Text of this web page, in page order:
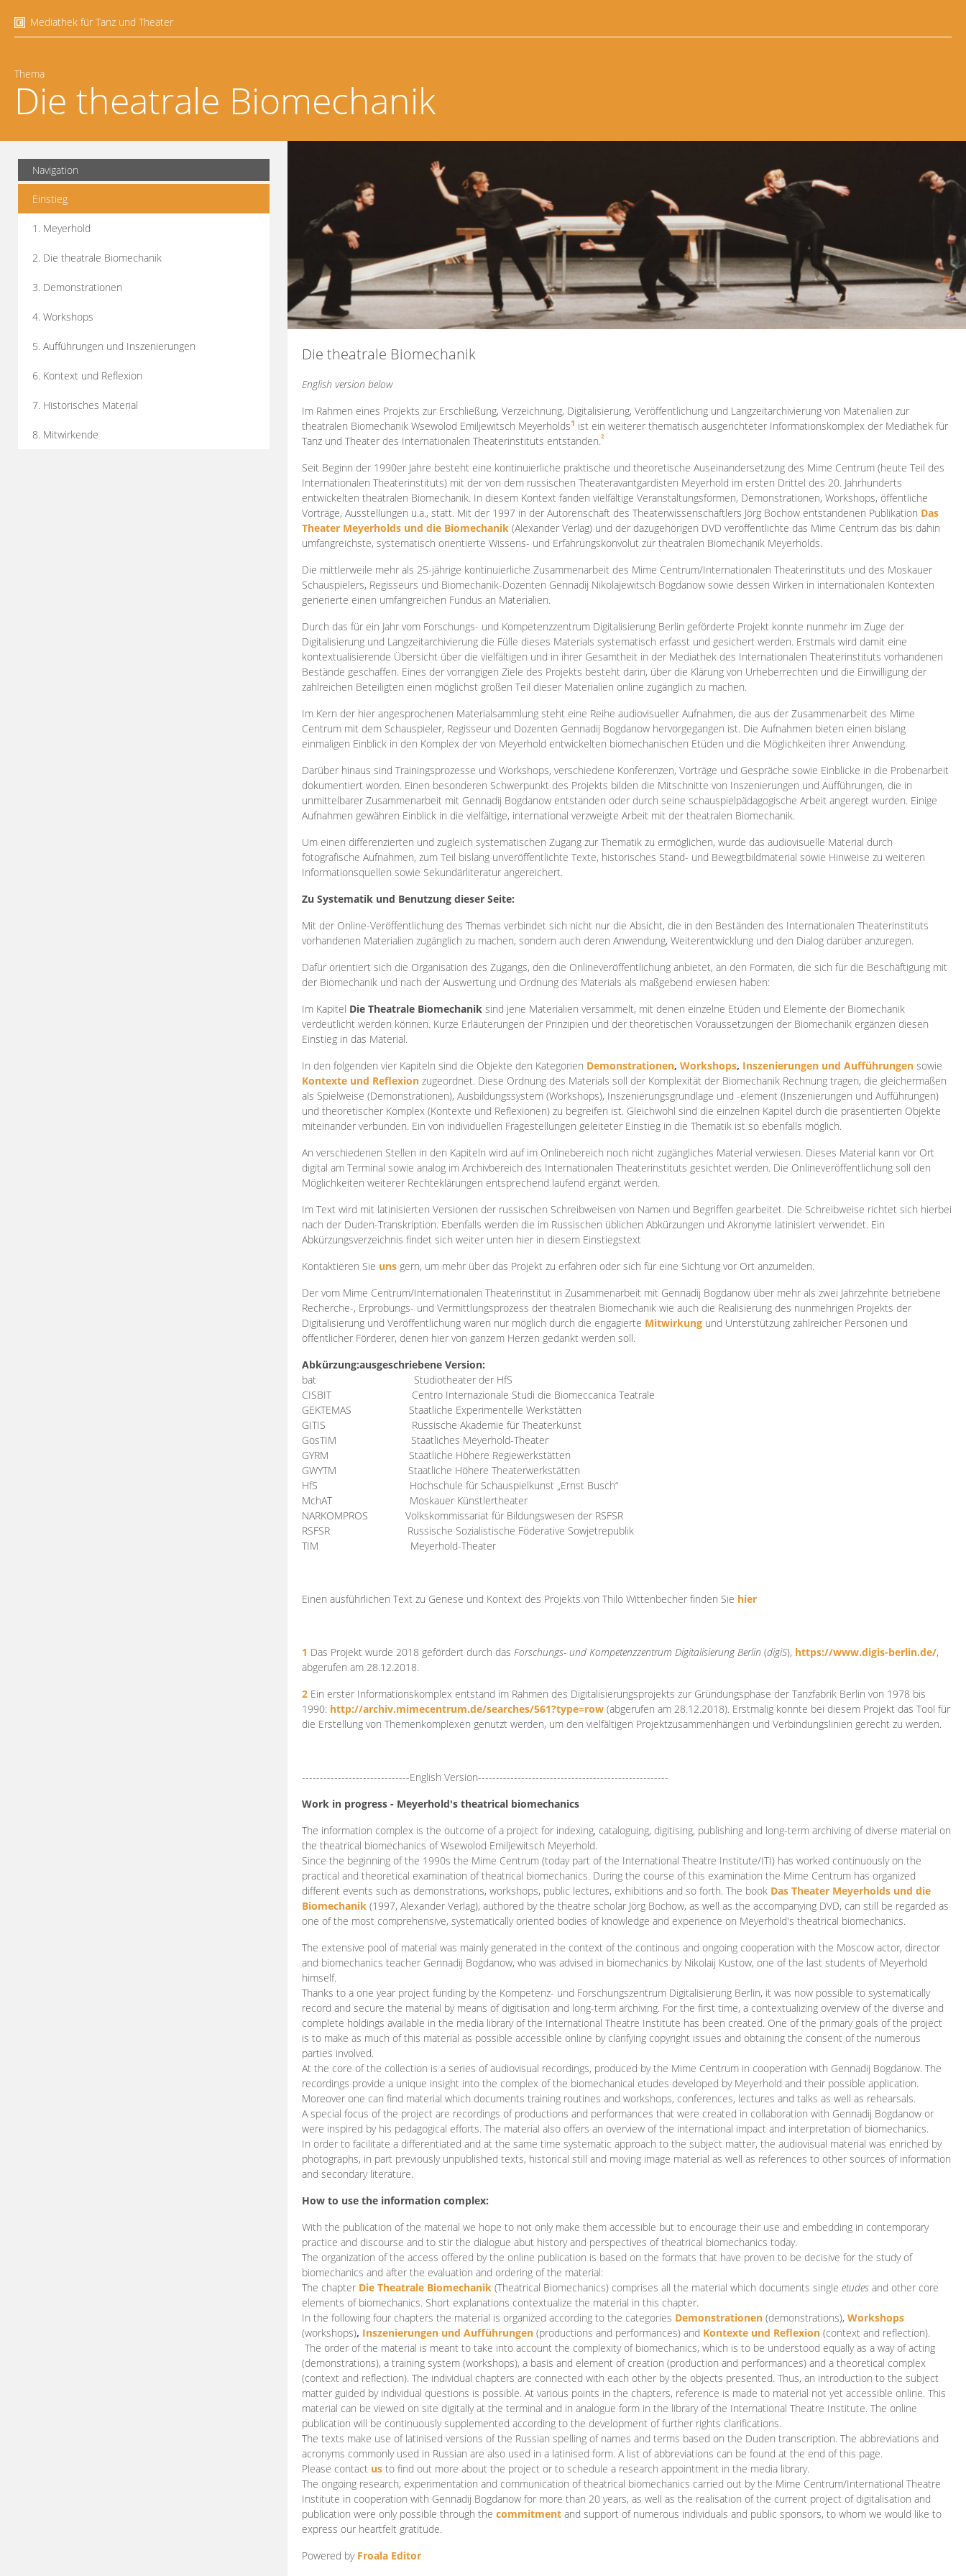
Mediathek für Tanz und Theater
Thema
Die theatrale Biomechanik
Navigation
Einstieg
1. Meyerhold
2. Die theatrale Biomechanik
3. Demonstrationen
4. Workshops
5. Aufführungen und Inszenierungen
6. Kontext und Reflexion
7. Historisches Material
8. Mitwirkende
Die theatrale Biomechanik
English version below
Im Rahmen eines Projekts zur Erschließung, Verzeichnung, Digitalisierung, Veröffentlichung und Langzeitarchivierung von Materialien zur
theatralen Biomechanik Wsewolod Emiljewitsch Meyerholds1 ist ein weiterer thematisch ausgerichteter Informationskomplex der Mediathek für
Tanz und Theater des Internationalen Theaterinstituts entstanden.2
Seit Beginn der 1990er Jahre besteht eine kontinuierliche praktische und theoretische Auseinandersetzung des Mime Centrum (heute Teil des
Internationalen Theaterinstituts) mit der von dem russischen Theateravantgardisten Meyerhold im ersten Drittel des 20. Jahrhunderts
entwickelten theatralen Biomechanik. In diesem Kontext fanden vielfältige Veranstaltungsformen, Demonstrationen, Workshops, öffentliche
Vorträge, Ausstellungen u.a., statt. Mit der 1997 in der Autorenschaft des Theaterwissenschaftlers Jörg Bochow entstandenen Publikation Das
Theater Meyerholds und die Biomechanik (Alexander Verlag) und der dazugehörigen DVD veröffentlichte das Mime Centrum das bis dahin
umfangreichste, systematisch orientierte Wissens- und Erfahrungskonvolut zur theatralen Biomechanik Meyerholds.
Die mittlerweile mehr als 25-jährige kontinuierliche Zusammenarbeit des Mime Centrum/Internationalen Theaterinstituts und des Moskauer
Schauspielers, Regisseurs und Biomechanik-Dozenten Gennadij Nikolajewitsch Bogdanow sowie dessen Wirken in internationalen Kontexten
generierte einen umfangreichen Fundus an Materialien.
Durch das für ein Jahr vom Forschungs- und Kompetenzzentrum Digitalisierung Berlin geförderte Projekt konnte nunmehr im Zuge der
Digitalisierung und Langzeitarchivierung die Fülle dieses Materials systematisch erfasst und gesichert werden. Erstmals wird damit eine
kontextualisierende Übersicht über die vielfältigen und in ihrer Gesamtheit in der Mediathek des Internationalen Theaterinstituts vorhandenen
Bestände geschaffen. Eines der vorrangigen Ziele des Projekts besteht darin, über die Klärung von Urheberrechten und die Einwilligung der
zahlreichen Beteiligten einen möglichst großen Teil dieser Materialien online zugänglich zu machen.
Im Kern der hier angesprochenen Materialsammlung steht eine Reihe audiovisueller Aufnahmen, die aus der Zusammenarbeit des Mime
Centrum mit dem Schauspieler, Regisseur und Dozenten Gennadij Bogdanow hervorgegangen ist. Die Aufnahmen bieten einen bislang
einmaligen Einblick in den Komplex der von Meyerhold entwickelten biomechanischen Etüden und die Möglichkeiten ihrer Anwendung.
Darüber hinaus sind Trainingsprozesse und Workshops, verschiedene Konferenzen, Vorträge und Gespräche sowie Einblicke in die Probenarbeit
dokumentiert worden. Einen besonderen Schwerpunkt des Projekts bilden die Mitschnitte von Inszenierungen und Aufführungen, die in
unmittelbarer Zusammenarbeit mit Gennadij Bogdanow entstanden oder durch seine schauspielpädagogische Arbeit angeregt wurden. Einige
Aufnahmen gewähren Einblick in die vielfältige, international verzweigte Arbeit mit der theatralen Biomechanik.
Um einen differenzierten und zugleich systematischen Zugang zur Thematik zu ermöglichen, wurde das audiovisuelle Material durch
fotografische Aufnahmen, zum Teil bislang unveröffentlichte Texte, historisches Stand- und Bewegtbildmaterial sowie Hinweise zu weiteren
Informationsquellen sowie Sekundärliteratur angereichert.
Zu Systematik und Benutzung dieser Seite:
Mit der Online-Veröffentlichung des Themas verbindet sich nicht nur die Absicht, die in den Beständen des Internationalen Theaterinstituts
vorhandenen Materialien zugänglich zu machen, sondern auch deren Anwendung, Weiterentwicklung und den Dialog darüber anzuregen.
Dafür orientiert sich die Organisation des Zugangs, den die Onlineveröffentlichung anbietet, an den Formaten, die sich für die Beschäftigung mit
der Biomechanik und nach der Auswertung und Ordnung des Materials als maßgebend erwiesen haben:
Im Kapitel Die Theatrale Biomechanik sind jene Materialien versammelt, mit denen einzelne Etüden und Elemente der Biomechanik
verdeutlicht werden können. Kurze Erläuterungen der Prinzipien und der theoretischen Voraussetzungen der Biomechanik ergänzen diesen
Einstieg in das Material.
In den folgenden vier Kapiteln sind die Objekte den Kategorien Demonstrationen, Workshops, Inszenierungen und Aufführungen sowie
Kontexte und Reflexion zugeordnet. Diese Ordnung des Materials soll der Komplexität der Biomechanik Rechnung tragen, die gleichermaßen
als Spielweise (Demonstrationen), Ausbildungssystem (Workshops), Inszenierungsgrundlage und -element (Inszenierungen und Aufführungen)
und theoretischer Komplex (Kontexte und Reflexionen) zu begreifen ist. Gleichwohl sind die einzelnen Kapitel durch die präsentierten Objekte
miteinander verbunden. Ein von individuellen Fragestellungen geleiteter Einstieg in die Thematik ist so ebenfalls möglich.
An verschiedenen Stellen in den Kapiteln wird auf im Onlinebereich noch nicht zugängliches Material verwiesen. Dieses Material kann vor Ort
digital am Terminal sowie analog im Archivbereich des Internationalen Theaterinstituts gesichtet werden. Die Onlineveröffentlichung soll den
Möglichkeiten weiterer Rechteklärungen entsprechend laufend ergänzt werden.
Im Text wird mit latinisierten Versionen der russischen Schreibweisen von Namen und Begriffen gearbeitet. Die Schreibweise richtet sich hierbei
nach der Duden-Transkription. Ebenfalls werden die im Russischen üblichen Abkürzungen und Akronyme latinisiert verwendet. Ein
Abkürzungsverzeichnis findet sich weiter unten hier in diesem Einstiegstext
Kontaktieren Sie uns gern, um mehr über das Projekt zu erfahren oder sich für eine Sichtung vor Ort anzumelden.
Der vom Mime Centrum/Internationalen Theaterinstitut in Zusammenarbeit mit Gennadij Bogdanow über mehr als zwei Jahrzehnte betriebene
Recherche-, Erprobungs- und Vermittlungsprozess der theatralen Biomechanik wie auch die Realisierung des nunmehrigen Projekts der
Digitalisierung und Veröffentlichung waren nur möglich durch die engagierte Mitwirkung und Unterstützung zahlreicher Personen und
öffentlicher Förderer, denen hier von ganzem Herzen gedankt werden soll.
Abkürzung:ausgeschriebene Version:
bat
Studiotheater der HfS
CISBIT
Centro Internazionale Studi die Biomeccanica Teatrale
GEKTEMAS
Staatliche Experimentelle Werkstätten
GITIS
Russische Akademie für Theaterkunst
GosTIM
Staatliches Meyerhold-Theater
GYRM
Staatliche Höhere Regiewerkstätten
GWYTM
Staatliche Höhere Theaterwerkstätten
HfS
Hochschule für Schauspielkunst „Ernst Busch“
MchAT
Moskauer Künstlertheater
NARKOMPROS
Volkskommissariat für Bildungswesen der RSFSR
RSFSR
Russische Sozialistische Föderative Sowjetrepublik
TIM Meyerhold-Theater
Einen ausführlichen Text zu Genese und Kontext des Projekts von Thilo Wittenbecher finden Sie hier
1 Das Projekt wurde 2018 gefördert durch das Forschungs- und Kompetenzzentrum DigitalisierungBerlin (digiS), https://www.digis-berlin.de/,
abgerufen am 28.12.2018.
2 Ein erster Informationskomplex entstand im Rahmen des Digitalisierungsprojekts zur Gründungsphase der Tanzfabrik Berlin von 1978 bis
1990: http://archiv.mimecentrum.de/searches/561?type=row (abgerufen am 28.12.2018). Erstmalig konnte bei diesem Projekt das Tool für
die Erstellung von Themenkomplexen genutzt werden, um den vielfältigen Projektzusammenhängen und Verbindungslinien gerecht zu werden.
------------------------------English Version-----------------------------------------------------
Work in progress - Meyerhold's theatrical biomechanics
The information complex is the outcome of a project for indexing, cataloguing, digitising, publishing and long-term archiving of diverse material on
the theatrical biomechanics of Wsewolod Emiljewitsch Meyerhold.
Since the beginning of the 1990s the Mime Centrum (today part of the International Theatre Institute/ITI) has worked continuously on the
practical and theoretical examination of theatrical biomechanics. During the course of this examination the Mime Centrum has organized
different events such as demonstrations, workshops, public lectures, exhibitions and so forth. The book Das Theater Meyerholds und die
Biomechanik (1997, Alexander Verlag), authored by the theatre scholar Jörg Bochow, as well as the accompanying DVD, can still be regarded as
one of the most comprehensive, systematically oriented bodies of knowledge and experience on Meyerhold's theatrical biomechanics.
The extensive pool of material was mainly generated in the context of the continous and ongoing cooperation with the Moscow actor, director
and biomechanics teacher Gennadij Bogdanow, who was advised in biomechanics by Nikolaij Kustow, one of the last students of Meyerhold
himself.
Thanks to a one year project funding by the Kompetenz- und Forschungszentrum Digitalisierung Berlin, it was now possible to systematically
record and secure the material by means of digitisation and long-term archiving. For the first time, a contextualizing overview of the diverse and
complete holdings available in the media library of the International Theatre Institute has been created. One of the primary goals of the project
is to make as much of this material as possible accessible online by clarifying copyright issues and obtaining the consent of the numerous
parties involved.
At the core of the collection is a series of audiovisual recordings, produced by the Mime Centrum in cooperation with Gennadij Bogdanow. The
recordings provide a unique insight into the complex of the biomechanical etudes developed by Meyerhold and their possible application.
Moreover one can find material which documents training routines and workshops, conferences, lectures and talks as well as rehearsals.
A special focus of the project are recordings of productions and performances that were created in collaboration with Gennadij Bogdanow or
were inspired by his pedagogical efforts. The material also offers an overview of the international impact and interpretation of biomechanics.
In order to facilitate a differentiated and at the same time systematic approach to the subject matter, the audiovisual material was enriched by
photographs, in part previously unpublished texts, historical still and moving image material as well as references to other sources of information
and secondary literature.
How to use the information complex:
With the publication of the material we hope to not only make them accessible but to encourage their use and embedding in contemporary
practice and discourse and to stir the dialogue abut history and perspectives of theatrical biomechanics today.
The organization of the access offered by the online publication is based on the formats that have proven to be decisive for the study of
biomechanics and after the evaluation and ordering of the material:
The chapter Die Theatrale Biomechanik (Theatrical Biomechanics) comprises all the material which documents single etudes and other core
elements of biomechanics. Short explanations contextualize the material in this chapter.
In the following four chapters the material is organized according to the categories Demonstrationen (demonstrations), Workshops
(workshops), Inszenierungen und Aufführungen (productions and performances) and Kontexte und Reflexion (context and reflection).
The order of the material is meant to take into account the complexity of biomechanics, which is to be understood equally as a way of acting
(demonstrations), a training system (workshops), a basis and element of creation (production and performances) and a theoretical complex
(context and reflection). The individual chapters are connected with each other by the objects presented. Thus, an introduction to the subject
matter guided by individual questions is possible. At various points in the chapters, reference is made to material not yet accessible online. This
material can be viewed on site digitally at the terminal and in analogue form in the library of the International Theatre Institute. The online
publication will be continuously supplemented according to the development of further rights clarifications.
The texts make use of latinised versions of the Russian spelling of names and terms based on the Duden transcription. The abbreviations and
acronyms commonly used in Russian are also used in a latinised form. A list of abbreviations can be found at the end of this page.
Please contact us to find out more about the project or to schedule a research appointment in the media library.
The ongoing research, experimentation and communication of theatrical biomechanics carried out by the Mime Centrum/International Theatre
Institute in cooperation with Gennadij Bogdanow for more than 20 years, as well as the realisation of the current project of digitalisation and
publication were only possible through the commitment and support of numerous individuals and public sponsors, to whom we would like to
express our heartfelt gratitude.
Powered by Froala Editor